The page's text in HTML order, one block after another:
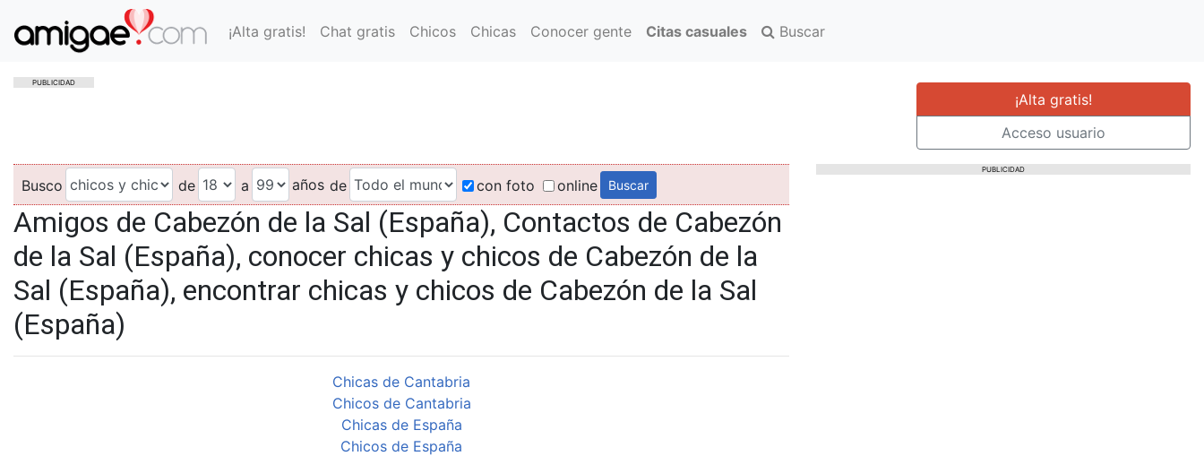
¡Alta gratis! Chat gratis Chicos Chicas Conocer gente Citas casuales Buscar
PUBLICIDAD
¡Alta gratis!
Acceso usuario
Busco de a años de con foto online
Amigos de Cabezón de la Sal (España), Contactos de Cabezón
de la Sal (España), conocer chicas y chicos de Cabezón de la
Sal (España), encontrar chicas y chicos de Cabezón de la Sal
(España)
Chicas de Cantabria
Chicos de Cantabria
Chicas de España
Chicos de España
PUBLICIDAD